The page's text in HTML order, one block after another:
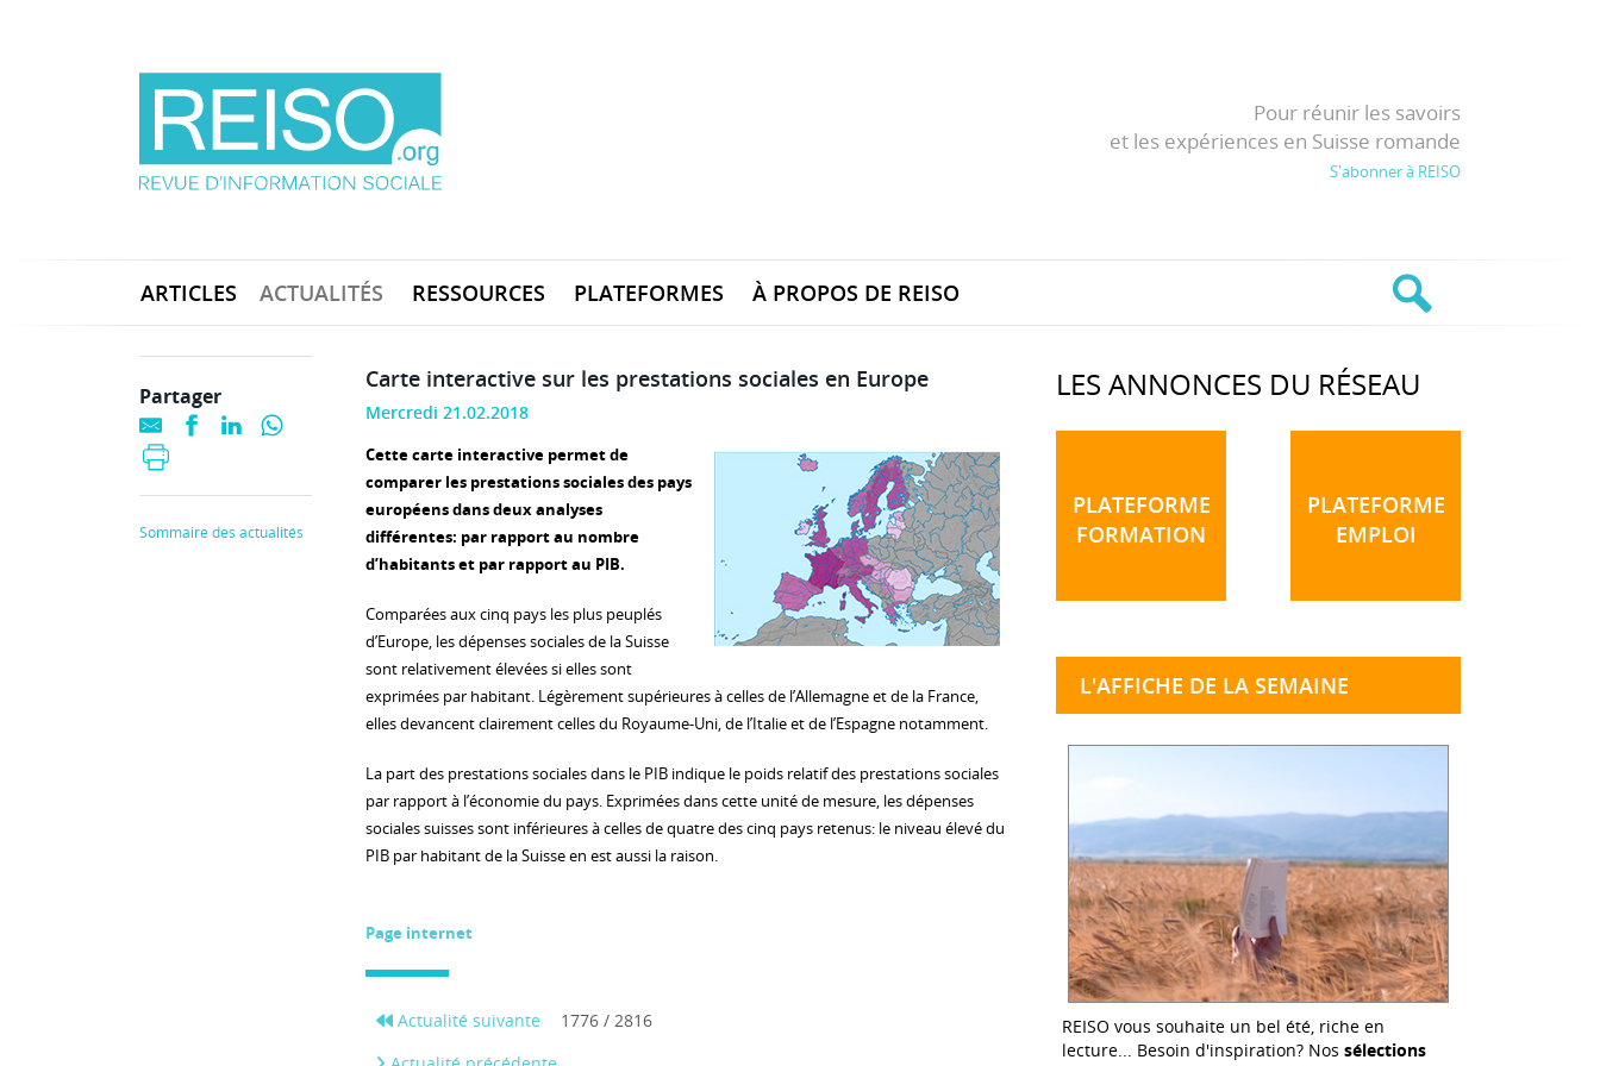
Pour réunir les savoirs
et les expériences en Suisse romande
S'abonner à REISO
ARTICLES ACTUALITÉS RESSOURCES PLATEFORMES À PROPOS DE REISO
Carte interactive sur les prestations sociales en Europe
Mercredi 21.02.2018
Cette carte interactive permet de
comparer les prestations sociales des pays
européens dans deux analyses
différentes: par rapport au nombre
d’habitants et par rapport au PIB.
Comparées aux cinq pays les plus peuplés
d’Europe, les dépenses sociales de la Suisse
sont relativement élevées si elles sont
exprimées par habitant. Légèrement supérieures à celles de l’Allemagne et de la France,
elles devancent clairement celles du Royaume-Uni, de l’Italie et de l’Espagne notamment.
La part des prestations sociales dans le PIB indique le poids relatif des prestations sociales
par rapport à l’économie du pays. Exprimées dans cette unité de mesure, les dépenses
sociales suisses sont inférieures à celles de quatre des cinq pays retenus: le niveau élevé du
PIB par habitant de la Suisse en est aussi la raison.
Page internet
Actualité suivante
1776 / 2816
Partager
Sommaire des actualités
LES ANNONCES DU RÉSEAU
PLATEFORME
FORMATION
PLATEFORME
EMPLOI
L'AFFICHE DE LA SEMAINE
REISO vous souhaite un bel été, riche en
lecture... Besoin d'inspiration? Nos sélections